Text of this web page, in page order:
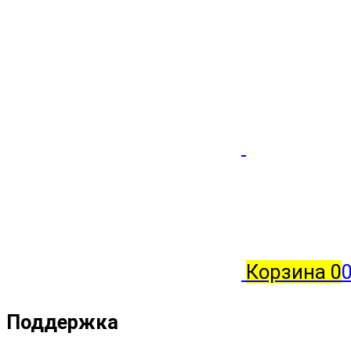
Корзина 0
Поддержка